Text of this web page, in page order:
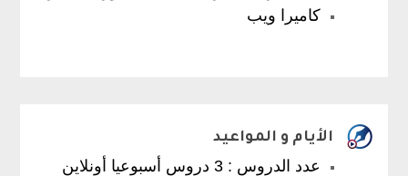
كاميرا ويب
الأيام و المواعيد
عدد الدروس : 3 دروس أسبوعيا أونلاين